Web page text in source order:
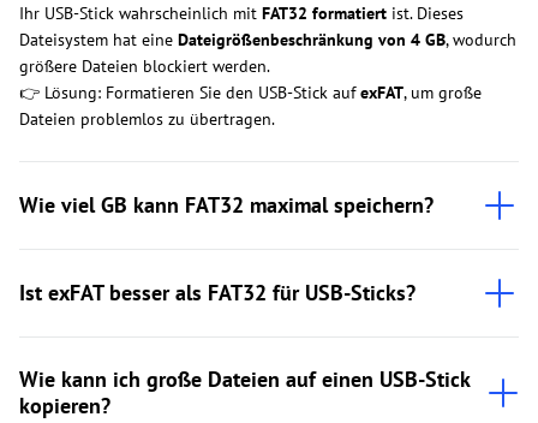
Ihr USB-Stick wahrscheinlich mit FAT32 formatiert ist. Dieses
Dateisystem hat eine Dateigrößenbeschränkung von 4 GB, wodurch
größere Dateien blockiert werden.
👉 Lösung: Formatieren Sie den USB-Stick aufexFAT, um große
Dateien problemlos zu übertragen.
Wie viel GB kann FAT32 maximal speichern?
Ist exFAT besser als FAT32 für USB-Sticks?
Wie kann ich große Dateien auf einen USB-Stick
kopieren?